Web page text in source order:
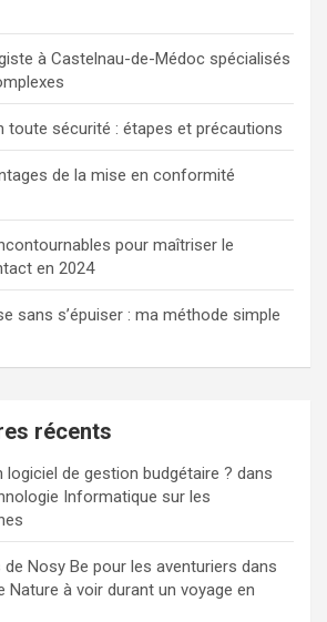
à Castelnau-de-Médoc spécialisés
toute sécurité : étapes et précautions
de la mise en conformité
pour maîtriser le
en 2024
sans s’épuiser : ma méthode simple
récents
logiciel de gestion budgétaire ? dans
Informatique sur les
Nosy Be pour les aventuriers dans
Nature à voir durant un voyage en